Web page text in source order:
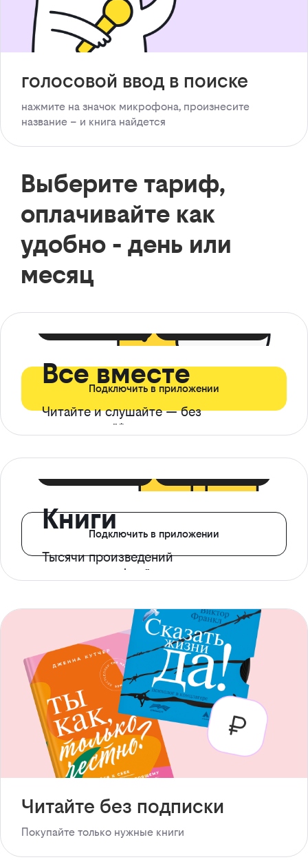
голосовой ввод в поиске
нажмите на значок микрофона, произнесите
название – и книга найдется
Выберите тариф,
оплачивайте как
удобно - день или
месяц
Все вместе
Читайте и слушайте — без
ограничений*
Подключить в приложении
Книги
Тысячи произведений
с доступом офлайн
Подключить в приложении
Читайте без подписки
Покупайте только нужные книги